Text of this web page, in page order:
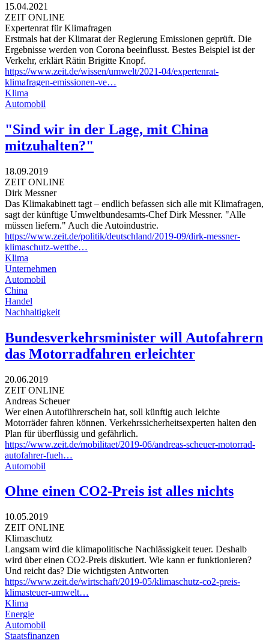
15.04.2021
ZEIT ONLINE
Expertenrat für Klimafragen
Erstmals hat der Klimarat der Regierung Emissionen geprüft. Die
Ergebnisse werden von Corona beeinflusst. Bestes Beispiel ist der
Verkehr, erklärt Rätin Brigitte Knopf.
https://www.zeit.de/wissen/umwelt/2021-04/expertenrat-
klimafragen-emissionen-ve…
Klima
Automobil
"Sind wir in der Lage, mit China
mitzuhalten?"
18.09.2019
ZEIT ONLINE
Dirk Messner
Das Klimakabinett tagt – endlich befassen sich alle mit Klimafragen,
sagt der künftige Umweltbundesamts-Chef Dirk Messner. "Alle
müssen liefern." Auch die Autoindustrie.
https://www.zeit.de/politik/deutschland/2019-09/dirk-messner-
klimaschutz-wettbe…
Klima
Unternehmen
Automobil
China
Handel
Nachhaltigkeit
Bundesverkehrsminister will Autofahrern
das Motorradfahren erleichter
20.06.2019
ZEIT ONLINE
Andreas Scheuer
Wer einen Autoführerschein hat, soll künftig auch leichte
Motorräder fahren können. Verkehrssicherheitsexperten halten den
Plan für überflüssig und gefährlich.
https://www.zeit.de/mobilitaet/2019-06/andreas-scheuer-motorrad-
autofahrer-fueh…
Automobil
Ohne einen CO2-Preis ist alles nichts
10.05.2019
ZEIT ONLINE
Klimaschutz
Langsam wird die klimapolitische Nachlässigkeit teuer. Deshalb
wird über einen CO2-Preis diskutiert. Wie kann er funktionieren?
Und reicht das? Die wichtigsten Antworten
https://www.zeit.de/wirtschaft/2019-05/klimaschutz-co2-preis-
klimasteuer-umwelt…
Klima
Energie
Automobil
Staatsfinanzen